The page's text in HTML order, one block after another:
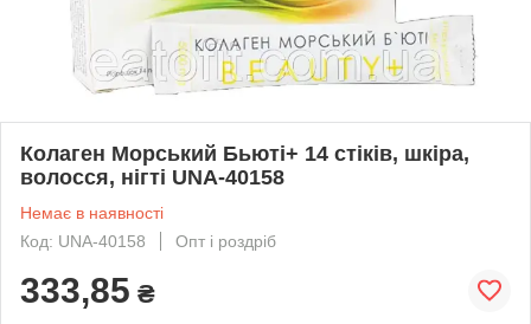
Колаген Морський Бьюті+ 14 стіків, шкіра,
волосся, нігті UNA-40158
Немає в наявності
Код: UNA-40158
Опт і роздріб
333,85 ₴